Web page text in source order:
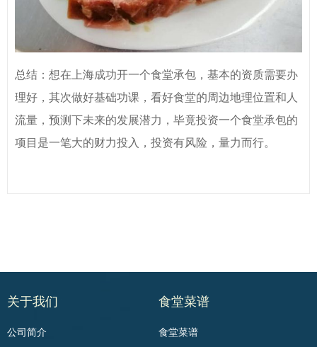
总结：想在上海成功开一个食堂承包，基本的资质需要办
理好，其次做好基础功课，看好食堂的周边地理位置和人
流量，预测下未来的发展潜力，毕竟投资一个食堂承包的
项目是一笔大的财力投入，投资有风险，量力而行。
关于我们
公司简介
食堂菜谱
食堂菜谱